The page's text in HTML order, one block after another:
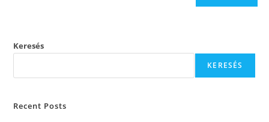
Keresés
KERESÉS
Recent Posts